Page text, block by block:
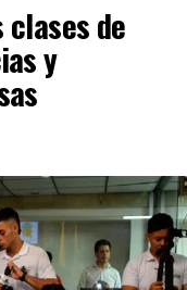
clases de
y